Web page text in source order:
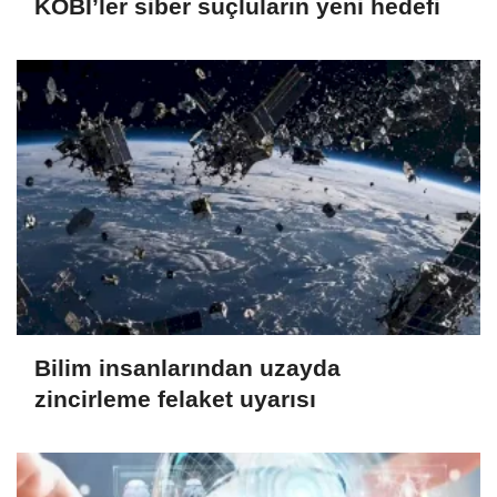
KOBİ’ler siber suçluların yeni hedefi
Bilim insanlarından uzayda
zincirleme felaket uyarısı